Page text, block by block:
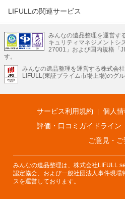
LIFULLの関連サービス
不動産・住宅
引越し 老人ホーム 地
不動産クラウドファンディング 遺品
LIFULL HOME'Sのサービス
不動産・住宅
不動産査定 マンション専門売却査定
不動産アーカイブ
空き家バンク 家
不動産用語集 住まいのお役立ち情報
アプリ 不動産データ 不動
みんなの遺品整理を運営す
キュリティマネジメントシ
27001」および国内規格「
す。
みんなの遺品整理を運営する株式会
LIFULL(東証プライム市場上場)のグル
サービス利用規約
個人
評価・口コミガイドライン
ご意見・ご
みんなの遺品整理は、株式会社LIFULL
認定協会、および一般社団法人事件現場
スを運営しております。